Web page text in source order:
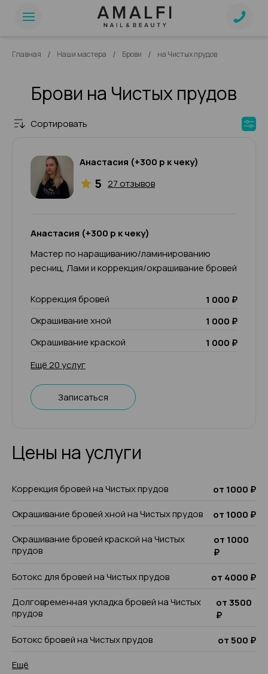
Главная / Наши мастера / Брови / на Чистых прудов
Брови на Чистых прудов
Сортировать
Анастасия (+300 р к чеку)
5 27 отзывов
Анастасия (+300 р к чеку)
Мастер по наращиванию/ламинированию
ресниц, Лами и коррекция/окрашивание бровей
Коррекция бровей
1 000 ₽
Окрашивание хной
1 000 ₽
Окрашивание краской
1 000 ₽
Ещё 20 услуг
Записаться
Цены на услуги
Коррекция бровей на Чистых прудов
от 1000 ₽
Окрашивание бровей хной на Чистых прудов
от 1000 ₽
Окрашивание бровей краской на Чистых
прудов
от 1000
₽
Ботокс для бровей на Чистых прудов
от 4000 ₽
Долговременная укладка бровей на Чистых
прудов
от 3500
₽
Ботокс бровей на Чистых прудов
от 500 ₽
Ещё